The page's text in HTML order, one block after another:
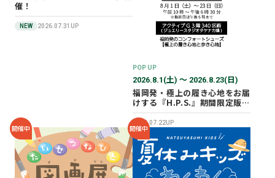
催！
NEW 2026.07.31UP
POP UP
2026.8.1(土) 〜 2026.8.23(日)
福岡発・極上の履き心地をお届
けする『H.P.S.』期間限定販売
会を開催✨
2026.07.22UP
開催中 開催中